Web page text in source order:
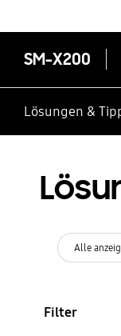
SM-X200
Lösungen &
Alle
Filter